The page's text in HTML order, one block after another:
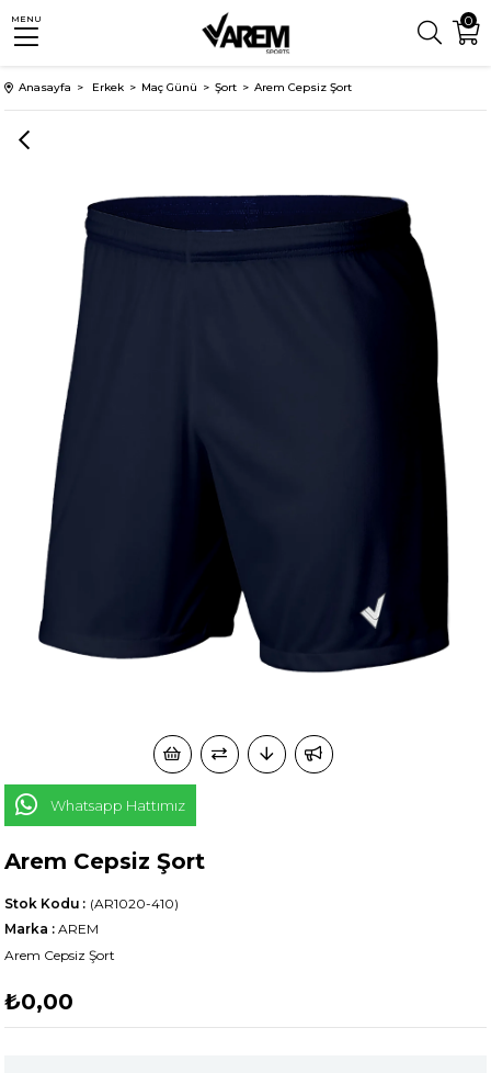
0
MENU
Anasayfa Erkek Maç Günü Şort Arem Cepsiz Şort
Whatsapp Hattımız
Arem Cepsiz Şort
(AR1020-410)
Stok Kodu
Marka : AREM
Arem Cepsiz Şort
₺0,00